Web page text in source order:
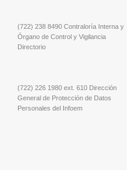
(722) 238 8490 Contraloría Interna y
Órgano de Control y Vigilancia
Directorio
(722) 226 1980 ext. 610 Dirección
General de Protección de Datos
Personales del Infoem